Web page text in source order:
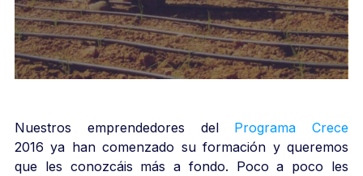
Nuestros emprendedores del Programa Crece
2016 ya han comenzado su formación y queremos
que les conozcáis más a fondo. Poco a poco les